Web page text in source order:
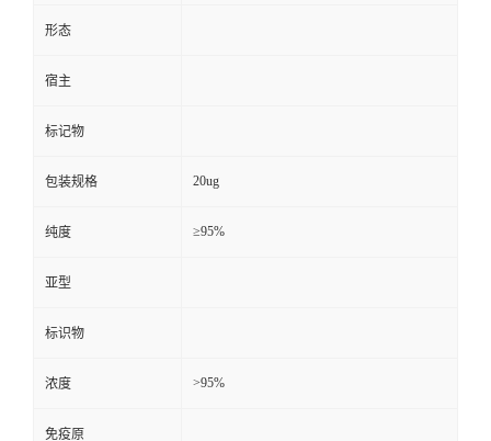
形态
宿主
标记物
包装规格 20ug
纯度 ≥95%
亚型
标识物
浓度 >95%
免疫原